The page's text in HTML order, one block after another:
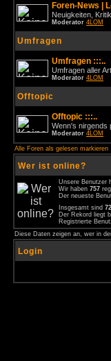
Foren-News |
Neuigkeiten,
Moderator 4LOM
Umfragen
Umfragen :::..
Umfragen aller Art
Moderator 4LOM
Offtopic
Offtopic :::..
Wenn's nirgends
Moderator 4LOM
Alle Foren als gelesen markieren
Wer ist online?
Unsere Benutzer
Wir haben 757
Der neueste
Insgesamt sind 72
Der Rekord liegt
Registrierte
Diese Daten zeigen an, wer in
Login